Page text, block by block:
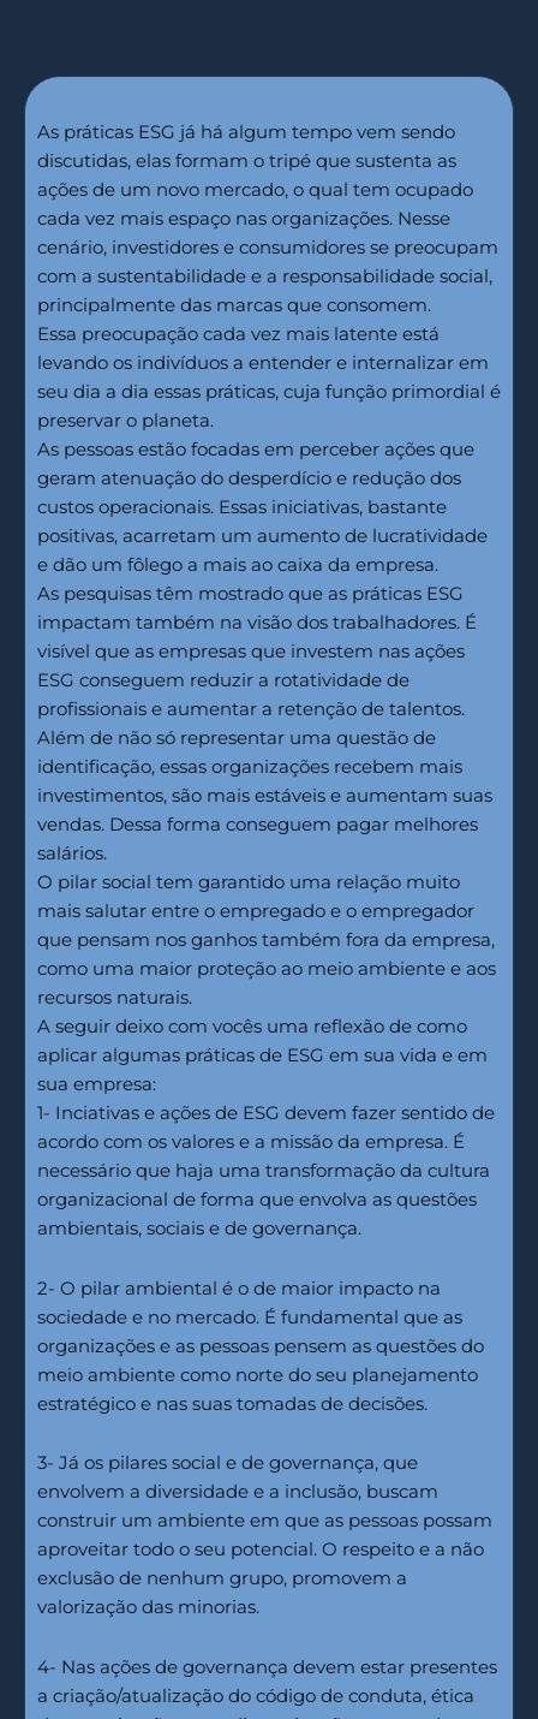
As práticas ESG já há algum tempo vem sendo
discutidas, elas formam o tripé que sustenta as
ações de um novo mercado, o qual tem ocupado
cada vez mais espaço nas organizações. Nesse
cenário, investidores e consumidores se preocupam
com a sustentabilidade e a responsabilidade social,
principalmente das marcas que consomem.
Essa preocupação cada vez mais latente está
levando os indivíduos a entender e internalizar em
seu dia a dia essas práticas, cuja função primordial é
preservar o planeta.
As pessoas estão focadas em perceber ações que
geram atenuação do desperdício e redução dos
custos operacionais. Essas iniciativas, bastante
positivas, acarretam um aumento de lucratividade
e dão um fôlego a mais ao caixa da empresa.
As pesquisas têm mostrado que as práticas ESG
impactam também na visão dos trabalhadores. É
visível que as empresas que investem nas ações
ESG conseguem reduzir a rotatividade de
profissionais e aumentar a retenção de talentos.
Além de não só representar uma questão de
identificação, essas organizações recebem mais
investimentos, são mais estáveis e aumentam suas
vendas. Dessa forma conseguem pagar melhores
salários.
O pilar social tem garantido uma relação muito
mais salutar entre o empregado e o empregador
que pensam nos ganhos também fora da empresa,
como uma maior proteção ao meio ambiente e aos
recursos naturais.
A seguir deixo com vocês uma reflexão de como
aplicar algumas práticas de ESG em sua vida e em
sua empresa:
1- Inciativas e ações de ESG devem fazer sentido de
acordo com os valores e a missão da empresa. É
necessário que haja uma transformação da cultura
organizacional de forma que envolva as questões
ambientais, sociais e de governança.
2- O pilar ambiental é o de maior impacto na
sociedade e no mercado. É fundamental que as
organizações e as pessoas pensem as questões do
meio ambiente como norte do seu planejamento
estratégico e nas suas tomadas de decisões.
3- Já os pilares social e de governança, que
envolvem a diversidade e a inclusão, buscam
construir um ambiente em que as pessoas possam
aproveitar todo o seu potencial. O respeito e a não
exclusão de nenhum grupo, promovem a
valorização das minorias.
4- Nas ações de governança devem estar presentes
a criação/atualização do código de conduta, ética